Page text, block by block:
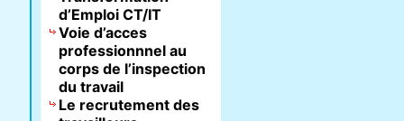
d’Emploi CT/IT
Voie d’acces
professionnnel au
corps de l’inspection
du travail
Le recrutement des